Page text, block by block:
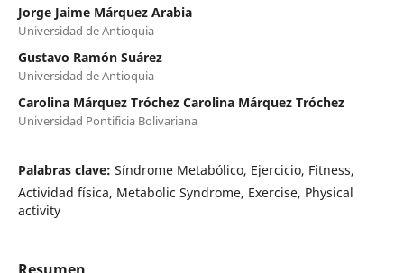
Jorge Jaime Márquez Arabia
Universidad de Antioquia
Gustavo Ramón Suárez
Universidad de Antioquia
Carolina Márquez Tróchez Carolina Márquez Tróchez
Universidad Pontificia Bolivariana
Palabras clave: Síndrome Metabólico, Ejercicio, Fitness,
Actividad física, Metabolic Syndrome, Exercise, Physical
activity